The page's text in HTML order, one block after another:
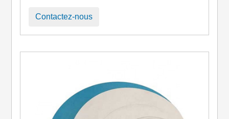
et les plus utilisées. Connu pour son excellente
exceptionnelle, 1100 l'aluminium est de
Contactez-nous